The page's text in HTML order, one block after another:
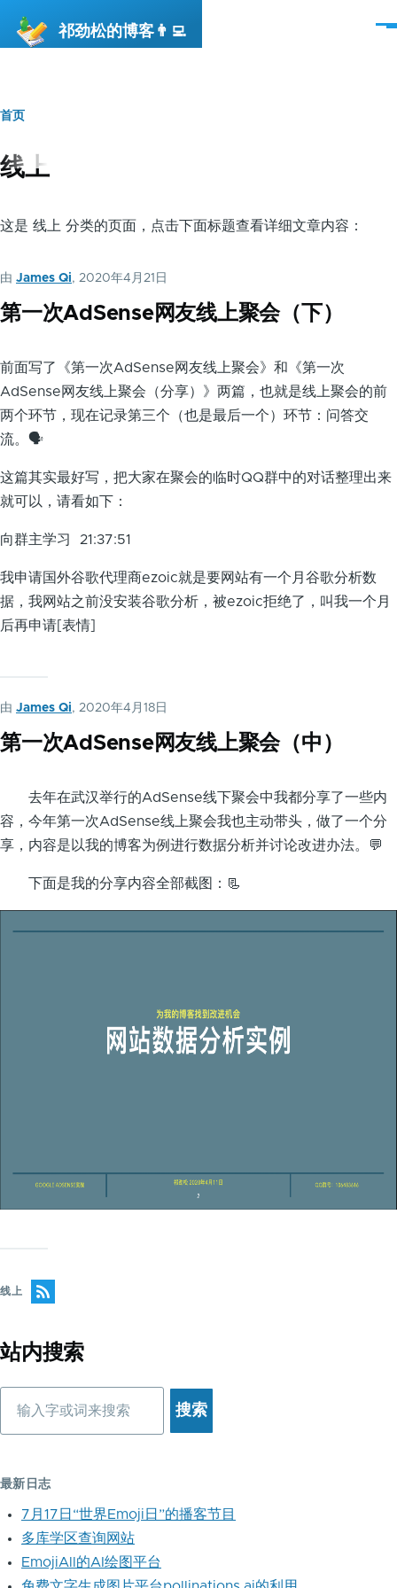
祁劲松的博客👨‍💻
菜
面
包
屑
首页
线上
这是 线上 分类的页面，点击下面标题查看详细文章内容：
由 James Qi, 2020年4月21日
第一次AdSense网友线上聚会（下）
前面写了《第一次AdSense网友线上聚会》和《第一次
AdSense网友线上聚会（分享）》两篇，也就是线上聚会的前
两个环节，现在记录第三个（也是最后一个）环节：问答交
流。🗣
这篇其实最好写，把大家在聚会的临时QQ群中的对话整理出来
就可以，请看如下：
向群主学习 21:37:51
我申请国外谷歌代理商ezoic就是要网站有一个月谷歌分析数
据，我网站之前没安装谷歌分析，被ezoic拒绝了，叫我一个月
后再申请[表情]
由 James Qi, 2020年4月18日
第一次AdSense网友线上聚会（中）
去年在武汉举行的AdSense线下聚会中我都分享了一些内
容，今年第一次AdSense线上聚会我也主动带头，做了一个分
享，内容是以我的博客为例进行数据分析并讨论改进办法。💬
下面是我的分享内容全部截图：📃
线上
站内搜索
最新日志
7月17日“世界Emoji日”的播客节目
多库学区查询网站
EmojiAll的AI绘图平台